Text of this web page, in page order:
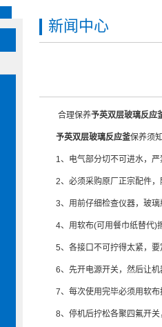
新闻中心
合理保养予英双层玻璃反应
予英双层玻璃反应釜保养须
1、电气部分切不可进水，严
2、必须采购原厂正宗配件，
3、用前仔细检查仪器，玻璃
4、用软布(可用餐巾纸替代)擦
5、各接口不可拧得太紧，要
6、先开电源开关，然后让机
7、每次使用完毕必须用软布
8、停机后拧松各聚四氟开关